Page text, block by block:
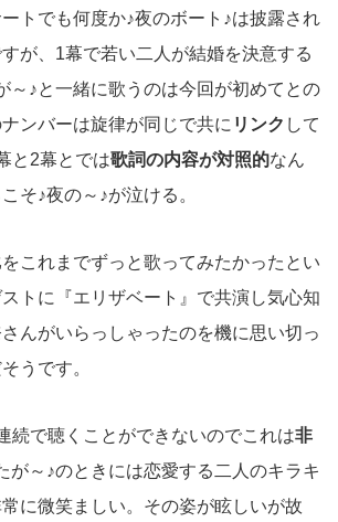
トでも何度か♪夜のボート♪は披露され
が、1幕で若い二人が結婚を決意する
～♪と一緒に歌うのは今回が初めてとの
ンバーは旋律が同じで共に リンク して
と2幕とでは歌詞の内容が対照的なん
そ♪夜の～♪が泣ける。
これまでずっと歌ってみたかったとい
トに『エリザベート』で共演し気心知
んがいらっしゃったのを機に思い切っ
うです。
続で聴くことができないのでこれは非
が～♪のときには恋愛する二人のキラキ
に微笑ましい。その姿が眩しいが故